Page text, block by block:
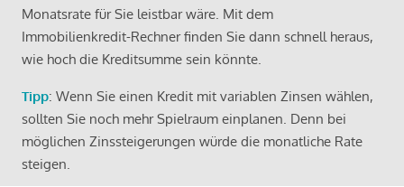
Monatsrate für Sie leistbar wäre. Mit dem
Immobilienkredit-Rechner finden Sie dann schnell heraus,
wie hoch die Kreditsumme sein könnte.
Tipp: Wenn Sie einen Kredit mit variablen Zinsen wählen,
sollten Sie noch mehr Spielraum einplanen. Denn bei
möglichen Zinssteigerungen würde die monatliche Rate
steigen.